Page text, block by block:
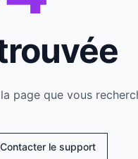
page que vous
Contacter le support